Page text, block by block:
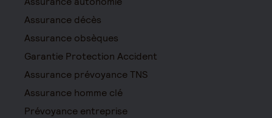
Assurance décès
Assurance obsèques
Garantie Protection Accident
Assurance prévoyance TNS
Assurance homme clé
Prévoyance entreprise